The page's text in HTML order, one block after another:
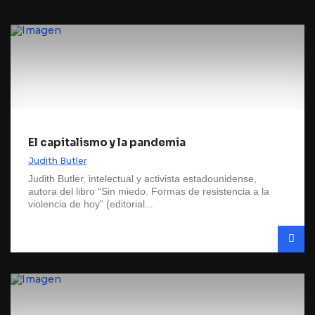
El capitalismo y la pandemia
Judith Butler
Judith Butler, intelectual y activista estadounidense,
autora del libro “Sin miedo. Formas de resistencia a la
violencia de hoy” (editorial...